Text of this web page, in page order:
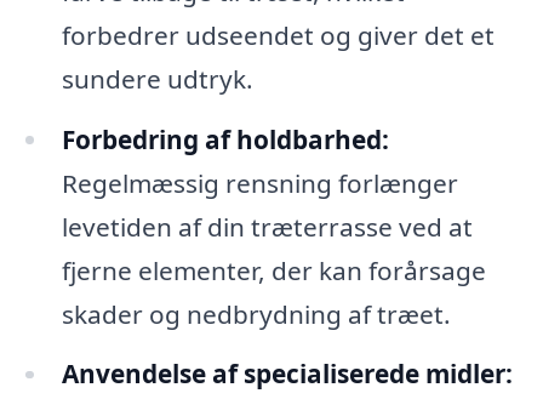
forbedrer udseendet og giver det et
sundere udtryk.
Forbedring af holdbarhed:
Regelmæssig rensning forlænger
levetiden af din træterrasse ved at
fjerne elementer, der kan forårsage
skader og nedbrydning af træet.
Anvendelse af specialiserede midler: